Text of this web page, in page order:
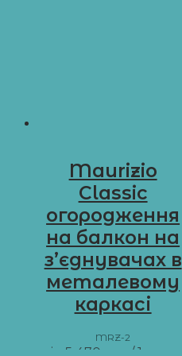
Maurizio
Classic
огородження
на балкон на
з’єднувачах в
металевому
каркасі
MRZ-2
від 5 470
/ 1 м пог.